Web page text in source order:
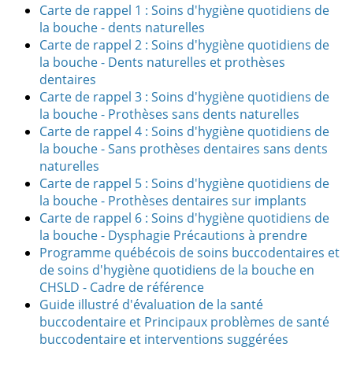
Carte de rappel 1 : Soins d'hygiène quotidiens de
la bouche - dents naturelles
Carte de rappel 2 : Soins d'hygiène quotidiens de
la bouche - Dents naturelles et prothèses
dentaires
Carte de rappel 3 : Soins d'hygiène quotidiens de
la bouche - Prothèses sans dents naturelles
Carte de rappel 4 : Soins d'hygiène quotidiens de
la bouche - Sans prothèses dentaires sans dents
naturelles
Carte de rappel 5 : Soins d'hygiène quotidiens de
la bouche - Prothèses dentaires sur implants
Carte de rappel 6 : Soins d'hygiène quotidiens de
la bouche - Dysphagie Précautions à prendre
Programme québécois de soins buccodentaires et
de soins d'hygiène quotidiens de la bouche en
CHSLD - Cadre de référence
Guide illustré d'évaluation de la santé
buccodentaire et Principaux problèmes de santé
buccodentaire et interventions suggérées